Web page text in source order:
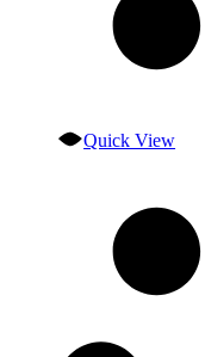
Quick View